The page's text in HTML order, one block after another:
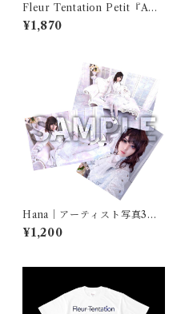
Fleur Tentation Petit『Ame
thyst』
¥1,870
Hana｜アーティスト写真3枚
セット
¥1,200